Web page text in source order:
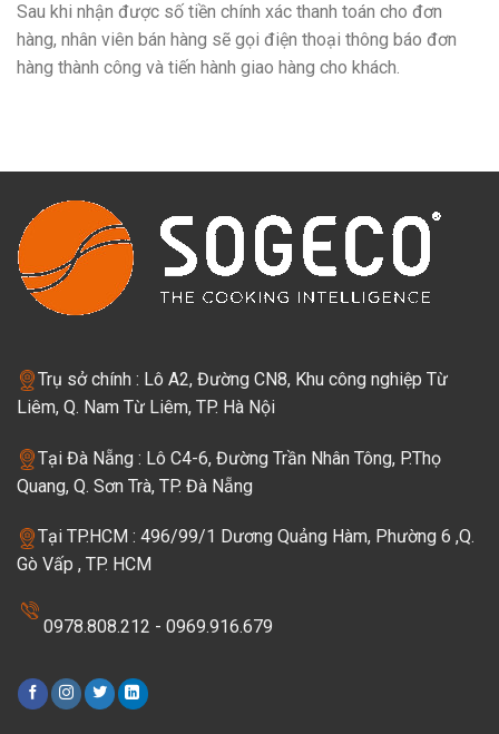
Sau khi nhận được số tiền chính xác thanh toán cho đơn
hàng, nhân viên bán hàng sẽ gọi điện thoại thông báo đơn
hàng thành công và tiến hành giao hàng cho khách.
Trụ sở chính : Lô A2, Đường CN8, Khu công nghiệp Từ
Liêm, Q. Nam Từ Liêm, TP. Hà Nội
Tại Đà Nẵng : Lô C4-6, Đường Trần Nhân Tông, P.Thọ
Quang, Q. Sơn Trà, TP. Đà Nẵng
Tại TP.HCM : 496/99/1 Dương Quảng Hàm, Phường 6 ,Q.
Gò Vấp , TP. HCM
0978.808.212 - 0969.916.679